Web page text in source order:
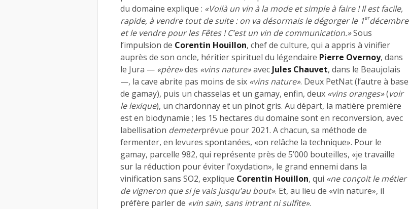
du domaine explique : «Voilà un vin à la mode et simple à faire ! Il est facile,
rapide, à vendre tout de suite : on va désormais le dégorger le 1erdécembre
et le vendre pour les Fêtes ! C’est un vin de communication.»Sous
l’impulsion de Corentin Houillon, chef de culture, qui a appris à vinifier
auprès de son oncle, héritier spirituel du légendaire Pierre Overnoy, dans
le Jura — «père»des «vins nature»avec Jules Chauvet, dans le Beaujolais
—, la cave abrite pas moins de six «vins nature». Deux PetNat (l’autre à base
de gamay), puis un chasselas et un gamay, enfin, deux «vins oranges»(voir
le lexique), un chardonnay et un pinot gris. Au départ, la matière première
est en biodynamie ; les 15 hectares du domaine sont en reconversion, avec
labellisation demeterprévue pour 2021. A chacun, sa méthode de
fermenter, en levures spontanées, «on relâche la technique». Pour le
gamay, parcelle 982, qui représente près de 5’000 bouteilles, «je travaille
sur la réduction pour éviter l’oxydation», le grand ennemi dans la
vinification sans SO2, explique Corentin Houillon, qui «ne conçoit le métier
de vigneron que si je vais jusqu’au bout». Et, au lieu de «vin nature», il
préfère parler de «vin sain, sans intrant ni sulfite».